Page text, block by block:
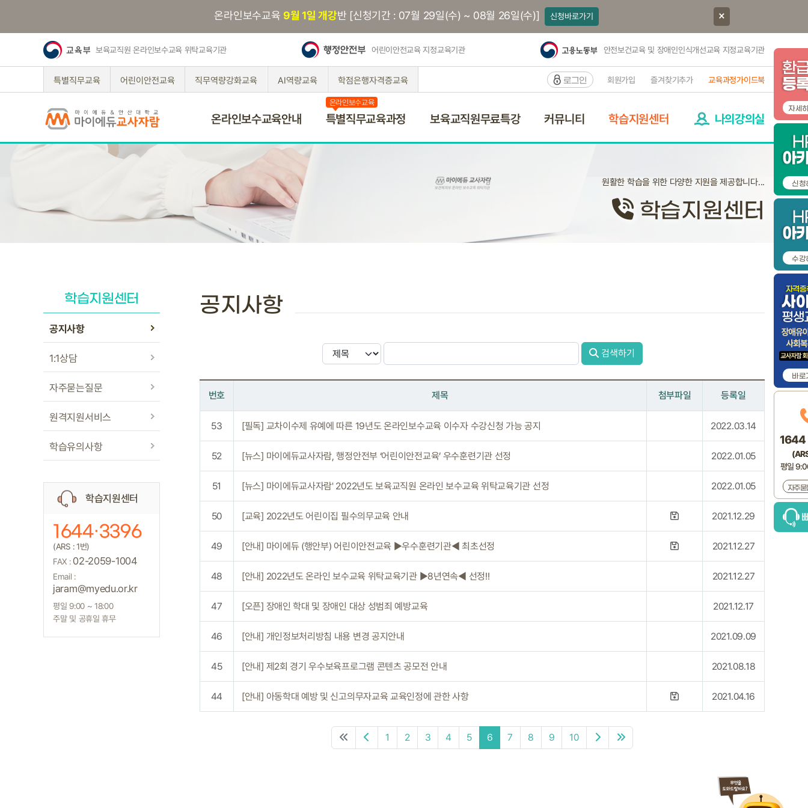
온라인보수교육 9월 1일 개강반 [신청기간 : 07월 29일(수) ~ 08월 26일(수)] 신청바로가기
보육교직원 온라인보수교육 위탁교육기관 어린이안전교육 지정교육기관 안전보건교육 및 장애인인식개선교육 지정교육기관
특별직무교육 어린이안전교육 직무역량강화교육 AI역량교육 학점은행자격증교육 로그인 회원가입 즐겨찾기추가 교육과정가이드북
온라인보수교육안내
온라인보수교육
특별직무교육과정 보육교직원무료특강 커뮤니티 학습지원센터 나의강의실
원활한 학습을 위한 다양한 지원을 제공합니다...
학습지원센터
학습지원센터
공지사항
1:1상담
자주묻는질문
원격지원서비스
학습유의사항
학습지원센터
1644·3396
(ARS : 1번)
FAX :02-2059-1004
Email :
jaram@myedu.or.kr
평일 9:00 ~ 18:00
주말 및 공휴일 휴무
공지사항
검색하기
번호 제목 첨부파일 등록일
53 [필독] 교차이수제 유예에 따른 19년도 온라인보수교육 이수자 수강신청 가능 공지 2022.03.14
52 [뉴스] 마이에듀교사자람, 행정안전부 ‘어린이안전교육’ 우수훈련기관 선정 2022.01.05
51 [뉴스] 마이에듀교사자람' 2022년도 보육교직원 온라인 보수교육 위탁교육기관 선정 2022.01.05
50 [교육] 2022년도 어린이집 필수의무교육 안내 2021.12.29
49 [안내] 마이에듀 (행안부) 어린이안전교육 ▶우수훈련기관◀ 최초선정 2021.12.27
48 [안내] 2022년도 온라인 보수교육 위탁교육기관 ▶8년연속◀ 선정!! 2021.12.27
47 [오픈] 장애인 학대 및 장애인 대상 성범죄 예방교육 2021.12.17
46 [안내] 개인정보처리방침 내용 변경 공지안내 2021.09.09
45 [안내] 제2회 경기 우수보육프로그램 콘텐츠 공모전 안내 2021.08.18
44 [안내] 아동학대 예방 및 신고의무자교육 교육인정에 관한 사항 2021.04.16
1 2 3 4 5 6 7 8 9 10
자세
신청
수강
바로
1644
평일
자주묻